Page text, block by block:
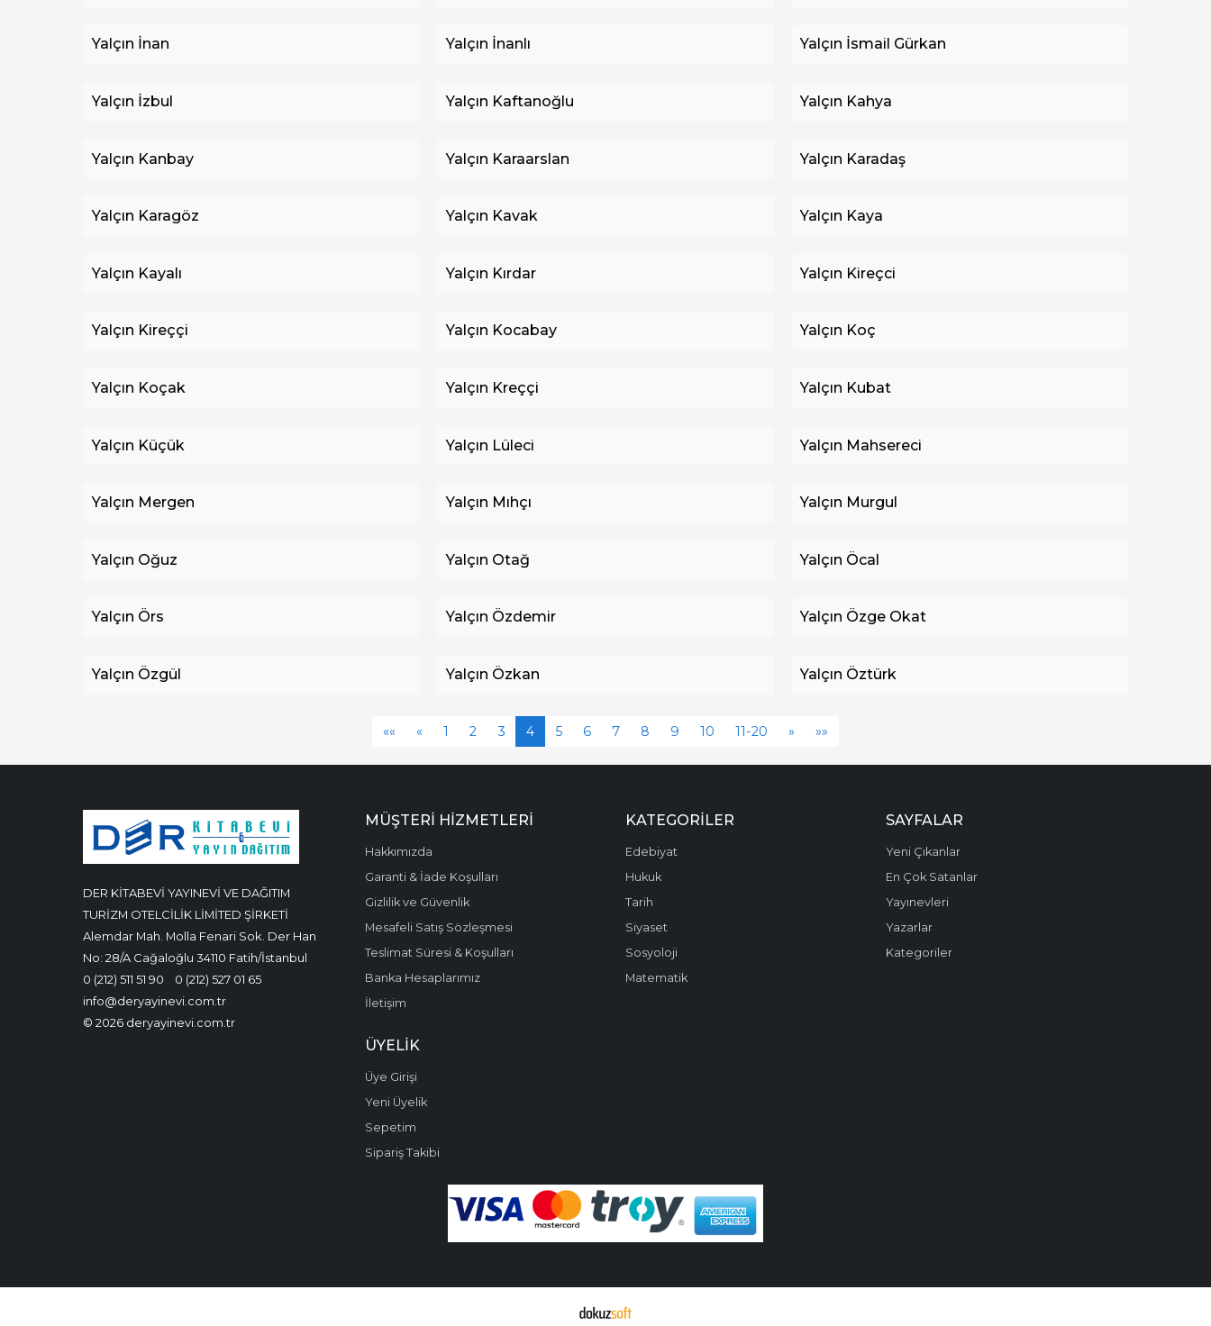
Yalçın İnan Yalçın İnanlı Yalçın İsmail Gürkan
Yalçın İzbul Yalçın Kaftanoğlu Yalçın Kahya
Yalçın Kanbay Yalçın Karaarslan Yalçın Karadaş
Yalçın Karagöz Yalçın Kavak Yalçın Kaya
Yalçın Kayalı Yalçın Kırdar Yalçın Kireçci
Yalçın Kireççi Yalçın Kocabay Yalçın Koç
Yalçın Koçak Yalçın Kreççi Yalçın Kubat
Yalçın Küçük Yalçın Lüleci Yalçın Mahsereci
Yalçın Mergen Yalçın Mıhçı Yalçın Murgul
Yalçın Oğuz Yalçın Otağ Yalçın Öcal
Yalçın Örs Yalçın Özdemir Yalçın Özge Okat
Yalçın Özgül Yalçın Özkan Yalçın Öztürk
«« « 1 2 3 4 5 6 7 8 9 10 11-20 » »»
DER KİTABEVİ YAYINEVİ VE DAĞITIM
TURİZM OTELCİLİK LİMİTED ŞİRKETİ
Alemdar Mah. Molla Fenari Sok. Der Han
No: 28/A Cağaloğlu 34110 Fatih/İstanbul
0 (212) 511 51 90
0 (212) 527 01 65
info@deryayinevi.com.tr
© 2026 deryayinevi.com.tr
MÜŞTERI HIZMETLERI
Hakkımızda
Garanti & İade Koşulları
Gizlilik ve Güvenlik
Mesafeli Satış Sözleşmesi
Teslimat Süresi & Koşulları
Banka Hesaplarımız
İletişim
KATEGORILER
Edebiyat
Hukuk
Tarih
Siyaset
Sosyoloji
Matematik
SAYFALAR
Yeni Çıkanlar
En Çok Satanlar
Yayınevleri
Yazarlar
Kategoriler
ÜYELIK
Üye Girişi
Yeni Üyelik
Sepetim
Sipariş Takibi